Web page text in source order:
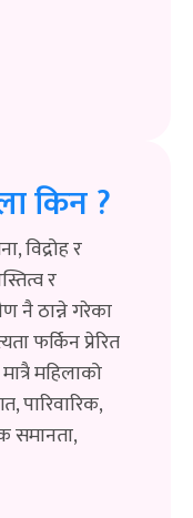
किन ?
विद्रोह र
र
नै ठान्ने गरेका
फर्किन प्रेरित
महिलाको
पारिवारिक,
समानता,